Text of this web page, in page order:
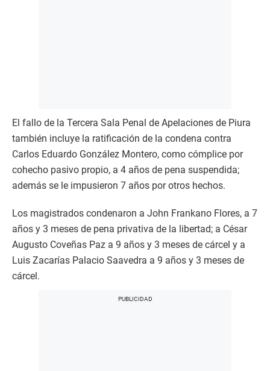
El fallo de la Tercera Sala Penal de Apelaciones de Piura
también incluye la ratificación de la condena contra
Carlos Eduardo González Montero, como cómplice por
cohecho pasivo propio, a 4 años de pena suspendida;
además se le impusieron 7 años por otros hechos.
Los magistrados condenaron a John Frankano Flores, a 7
años y 3 meses de pena privativa de la libertad; a César
Augusto Coveñas Paz a 9 años y 3 meses de cárcel y a
Luis Zacarías Palacio Saavedra a 9 años y 3 meses de
cárcel.